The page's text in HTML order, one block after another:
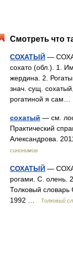
Смотреть что
СОХАТЫЙ —
сохато (обл.). 1.
жердина. 2.
знач. сущ.
рогатиной я
сохатый — см.
Практический
Александрова.
синонимов
СОХАТЫЙ —
рогами. С. олень.
Толковый
1992 …
Толковый